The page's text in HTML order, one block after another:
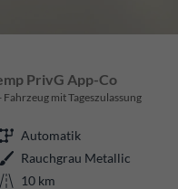
PrivG App-Co
Fahrzeug mit Tageszulassung
Automatik
Rauchgrau Metallic
10 km